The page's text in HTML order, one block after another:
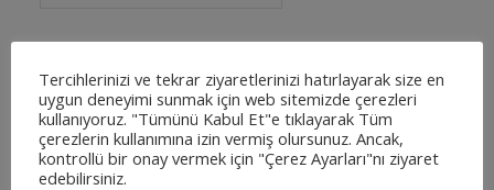
Tercihlerinizi ve tekrar ziyaretlerinizi hatırlayarak size en
uygun deneyimi sunmak için web sitemizde çerezleri
kullanıyoruz. "Tümünü Kabul Et"e tıklayarak Tüm
çerezlerin kullanımına izin vermiş olursunuz. Ancak,
kontrollü bir onay vermek için "Çerez Ayarları"nı ziyaret
edebilirsiniz.